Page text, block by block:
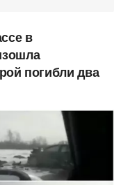
в
погибли два